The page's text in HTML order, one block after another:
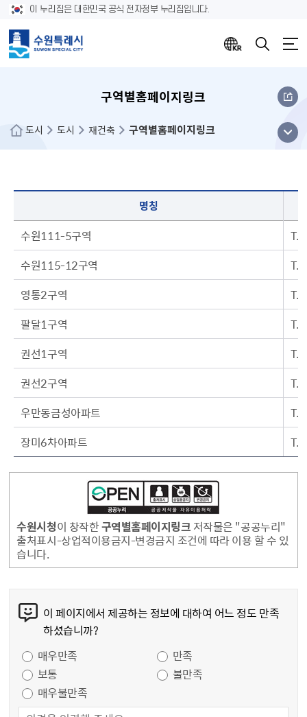
이 누리집은 대한민국 공식 전자정부 누리집입니다.
구역별홈페이지링크
도시 도시 재건축 구역별홈페이지링크
메뉴
열기
명칭
수원111-5구역
수원115-12구역
영통2구역
팔달1구역
권선1구역
권선2구역
우만동금성아파트
장미6차아파트
수원시청이 창작한구역별홈페이지링크 저작물은 "공공누리"
출처표시-상업적이용금지-변경금지 조건에 따라 이용 할 수 있
습니다.
이 페이지에서 제공하는 정보에 대하여 어느 정도 만족
하셨습니까?
매우만족
만족
보통
불만족
매우불만족